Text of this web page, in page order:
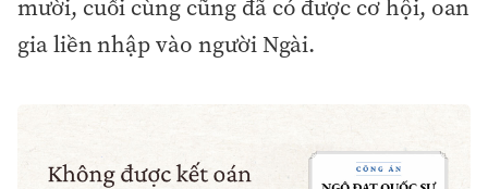
mười, cuối cùng cũng đã có được cơ hội, oan
gia liền nhập vào người Ngài.